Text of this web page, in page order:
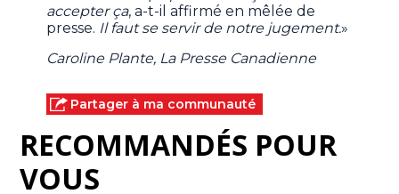
accepter ça, a-t-il affirmé en mêlée de
presse. Il faut se servir de notre jugement.»
Caroline Plante, La Presse Canadienne
Partager à ma communauté
RECOMMANDÉS POUR
VOUS